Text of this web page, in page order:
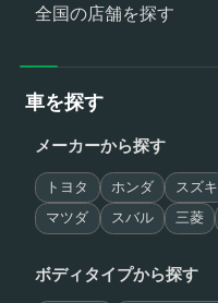
全国の店舗を探す
車を探す
メーカーから探す
トヨタ ホンダ スズキ
マツダ スバル 三菱
ボディタイプから探す